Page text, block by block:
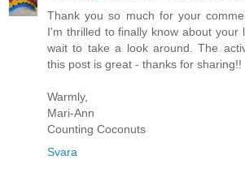
Thank you so much for your
I'm thrilled to finally know about your
wait to take a look around. The
this post is great - thanks for sharing!!
Warmly,
Mari-Ann
Counting Coconuts
Svara